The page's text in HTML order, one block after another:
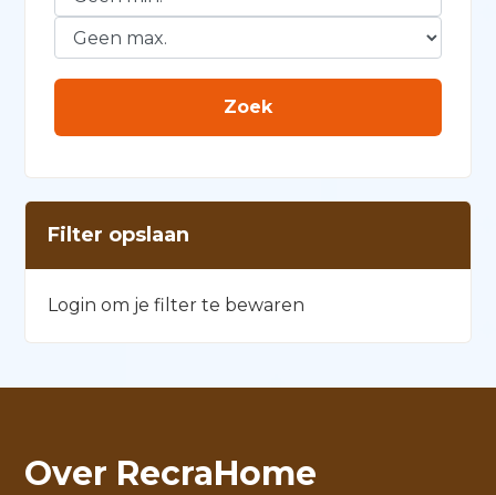
Filter opslaan
Login om je filter te bewaren
Over RecraHome